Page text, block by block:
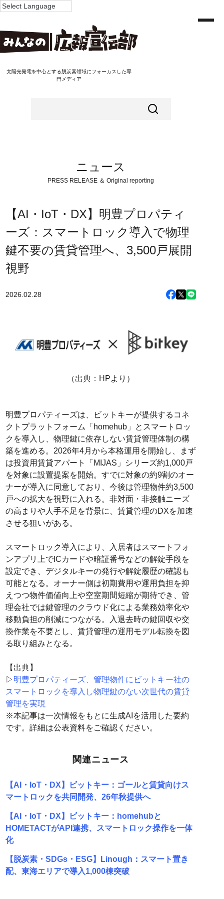
太陽光発電を中心とする脱炭素領域にフォーカスした専
門メディア
ニュース
PRESS RELEASE ＆ Original reporting
【AI・IoT・DX】明豊プロパティ
ーズ：スマートロック導入で物理
鍵不要の賃貸管理へ、3,500戸展開
視野
2026.02.28
（出典：HPより）
明豊プロパティーズは、ビットキーが提供するコネ
クトプラットフォーム「homehub」とスマートロッ
クを導入し、物理鍵に依存しない賃貸管理体制の構
築を進める。2026年4月から本格運用を開始し、まず
は投資用賃貸アパート「MIJAS」シリーズ約1,000戸
を対象に設置提案を開始。すでに対象の約9割のオー
ナーが導入に同意しており、今後は管理物件約3,500
戸への拡大を視野に入れる。非対面・非接触ニーズ
の高まりや人手不足を背景に、賃貸管理のDXを加速
させる狙いがある。
スマートロック導入により、入居者はスマートフォ
ンアプリ上でICカードや暗証番号などの解錠手段を
設定でき、デジタルキーの発行や解錠履歴の確認も
可能となる。オーナー側は初期費用や運用負担を抑
えつつ物件価値向上や空室期間短縮が期待でき、管
理会社では鍵管理のクラウド化による業務効率化や
移動負担の削減につながる。入退去時の鍵回収や交
換作業を不要とし、賃貸管理の運用モデル転換を図
る取り組みとなる。
【出典】
▷ 明豊プロパティーズ、管理物件にビットキー社の
スマートロックを導入し物理鍵のない次世代の賃貸
管理を実現
※本記事は一次情報をもとに生成AIを活用した要約
です。詳細は公表資料をご確認ください。
関連ニュース
【AI・IoT・DX】ビットキー：ゴールと賃貸向けス
マートロックを共同開発、26年秋提供へ
【AI・IoT・DX】ビットキー：homehubと
HOMETACTがAPI連携、スマートロック操作を一体
化
【脱炭素・SDGs・ESG】Linough：スマート置き
配、東海エリアで導入1,000棟突破